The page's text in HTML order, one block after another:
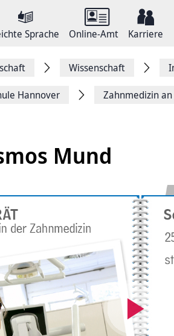
Sprache Online-Amt Karriere
Wissenschaft
­Hannover Zahnmedizin
Mund
Video